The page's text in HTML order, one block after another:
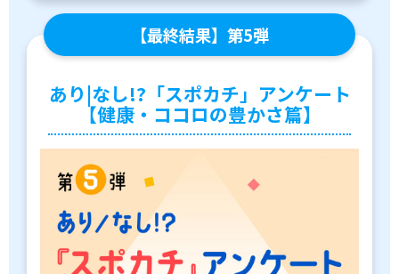
【最終結果】第5弾
あり|なし!?「スポカチ」アンケート
【健康・ココロの豊かさ篇】